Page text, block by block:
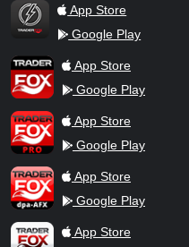
TraderFox Flash
App Store
Google Play
TraderFox AppApp Store
Google Play
TraderFox ProApp Store
Google Play
TraderFox dpa-AFX ProFeed
App Store
Google Play
TraderFox Live Trading
App Store